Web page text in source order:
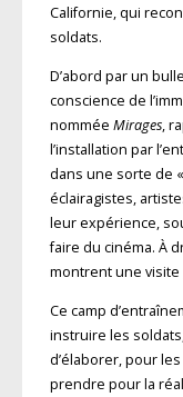
Californie, qui
soldats.
D’abord par un
conscience de
nommée Mirages,
l’installation par
dans une sorte de
éclairagistes,
leur expérience,
faire du cinéma. À
montrent une visite
Ce camp
instruire les
d’élaborer, pour
prendre pour la